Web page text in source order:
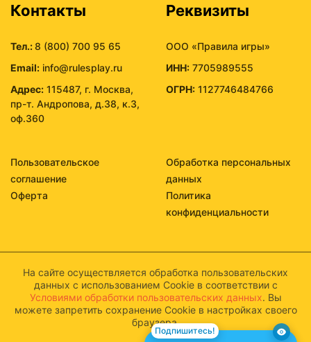
Контакты
Тел.:8 (800) 700 95 65
Email: info@rulesplay.ru
Адрес: 115487, г. Москва,
пр-т. Андропова, д.38, к.3,
оф.360
Реквизиты
ООО «Правила игры»
ИНН: 7705989555
ОГРН: 1127746484766
Пользовательское
соглашение
Обработка персональных
данных
Оферта
Политика
конфиденциальности
На сайте осуществляется обработка пользовательских
данных с использованием Cookie в соответствии с
Условиями обработки пользовательских данных. Вы
можете запретить сохранение Cookie в настройках своего
браузера.
Подпишитесь!